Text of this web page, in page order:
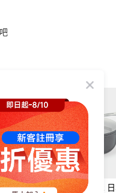
結帳輸入 VERMICULAR